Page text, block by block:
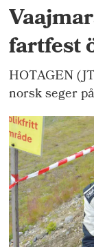
fartfest
HOTAGEN
norsk seger